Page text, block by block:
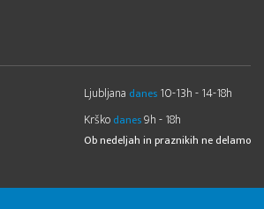
Ljubljana danes 10-13h - 14-18h
Krško danes9h - 18h
Ob nedeljah in praznikih ne delamo